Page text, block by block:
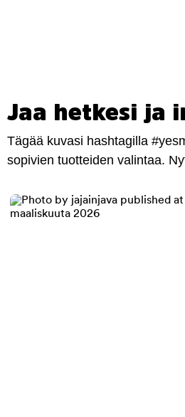
Jaa hetkesi ja
Tägää kuvasi hashtagilla
sopivien tuotteiden valintaa.